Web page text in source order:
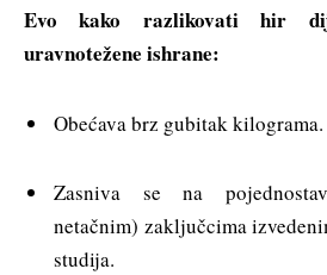
Evo kako razlikovati hir
uravnotežene ishrane:
Obećava brz gubitak kilograma.
Zasniva se na
netačnim) zaključcima
studija.